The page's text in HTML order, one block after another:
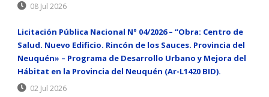
08 Jul 2026
Licitación Pública Nacional N° 04/2026 – “Obra: Centro de
Salud. Nuevo Edificio. Rincón de los Sauces. Provincia del
Neuquén» – Programa de Desarrollo Urbano y Mejora del
Hábitat en la Provincia del Neuquén (Ar-L1420 BID).
02 Jul 2026